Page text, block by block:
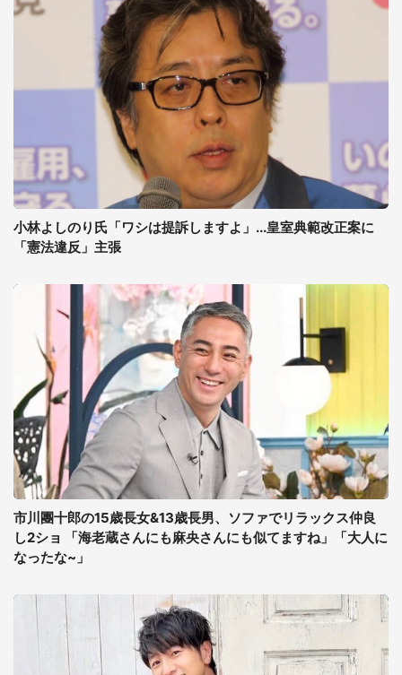
小林よしのり氏「ワシは提訴しますよ」...皇室典範改正案に
「憲法違反」主張
市川團十郎の15歳長女&13歳長男、ソファでリラックス仲良
し2ショ 「海老蔵さんにも麻央さんにも似てますね」「大人に
なったな~」